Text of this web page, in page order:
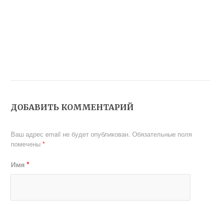
ДОБАВИТЬ КОММЕНТАРИЙ
Ваш адрес email не будет опубликован. Обязательные поля
помечены*
Имя*